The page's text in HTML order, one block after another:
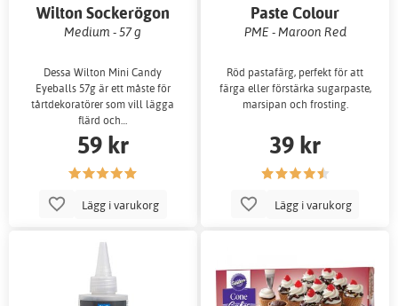
Wilton Sockerögon
Medium - 57 g
Dessa Wilton Mini Candy
Eyeballs 57g är ett måste för
tårtdekoratörer som vill lägga
flärd och…
59 kr
Lägg i varukorg
Paste Colour
PME - Maroon Red
Röd pastafärg, perfekt för att
färga eller förstärka sugarpaste,
marsipan och frosting.
39 kr
Lägg i varukorg